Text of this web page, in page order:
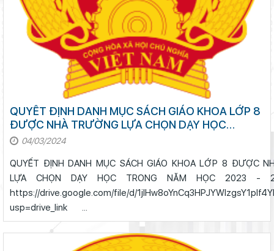
QUYẾT ĐỊNH DANH MỤC SÁCH GIÁO KHOA LỚP 8
ĐƯỢC NHÀ TRƯỜNG LỰA CHỌN DẠY HỌC
TRONG NĂM HỌC 2023 - 2024
04/03/2024
QUYẾT ĐỊNH DANH MỤC SÁCH GIÁO KHOA LỚP 8 ĐƯỢC
LỰA CHỌN DẠY HỌC TRONG NĂM HỌC 2023
https://drive.google.com/file/d/
usp=drive_link ...